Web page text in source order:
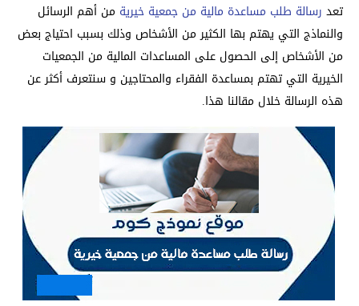
تعد رسالة طلب مساعدة مالية من جمعية خيرية من أهم الرسائل
والنماذج التي يهتم بها الكثير من الأشخاص وذلك بسبب احتياج بعض
من الأشخاص إلى الحصول على المساعدات المالية من الجمعيات
الخيرية التي تهتم بمساعدة الفقراء والمحتاجين و سنتعرف أكثر عن
هذه الرسالة خلال مقالنا هذا.